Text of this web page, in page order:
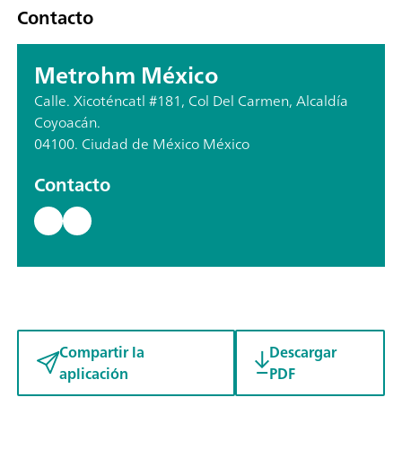
Contacto
Metrohm México
Calle. Xicoténcatl #181, Col Del Carmen, Alcaldía
Coyoacán.
04100. Ciudad de México México
Contacto
Compartir la
aplicación
Descargar
PDF